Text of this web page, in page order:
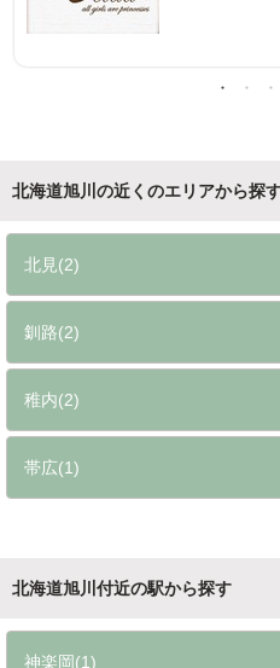
北海道旭川の近くのエリアから探
北見(2)
釧路(2)
稚内(2)
帯広(1)
北海道旭川付近の駅から探す
神楽岡(1)